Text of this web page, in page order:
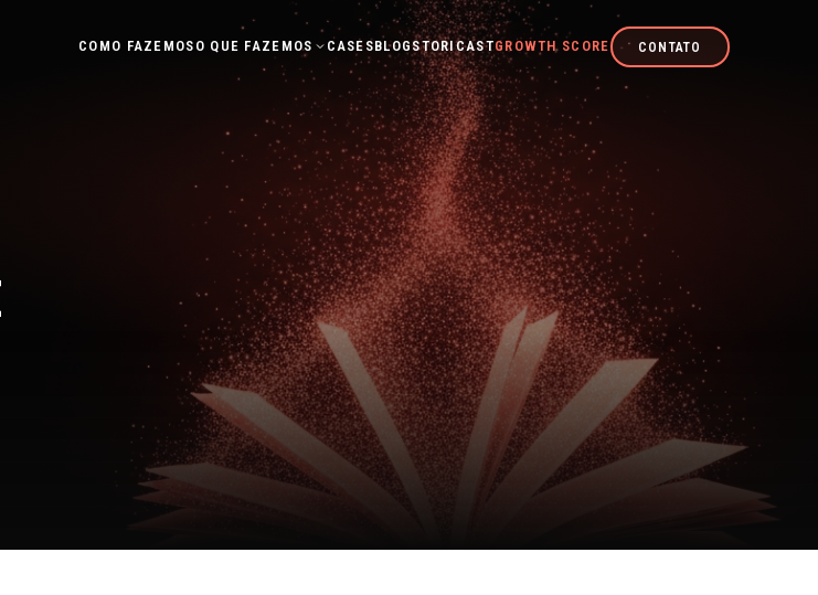
COMO FAZEMOS O QUE FAZEMOS CASESBLOGSTORICASTGROWTH SCORE CONTATO